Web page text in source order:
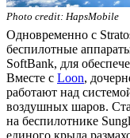
Photo credit: HapsMobile
Одновременно с
беспилотные
SoftBank, для
Вместе с Loon,
работают над
воздушных шаров.
на беспилотнике